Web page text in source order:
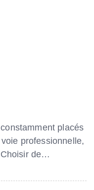
placés
professionnelle,
de…